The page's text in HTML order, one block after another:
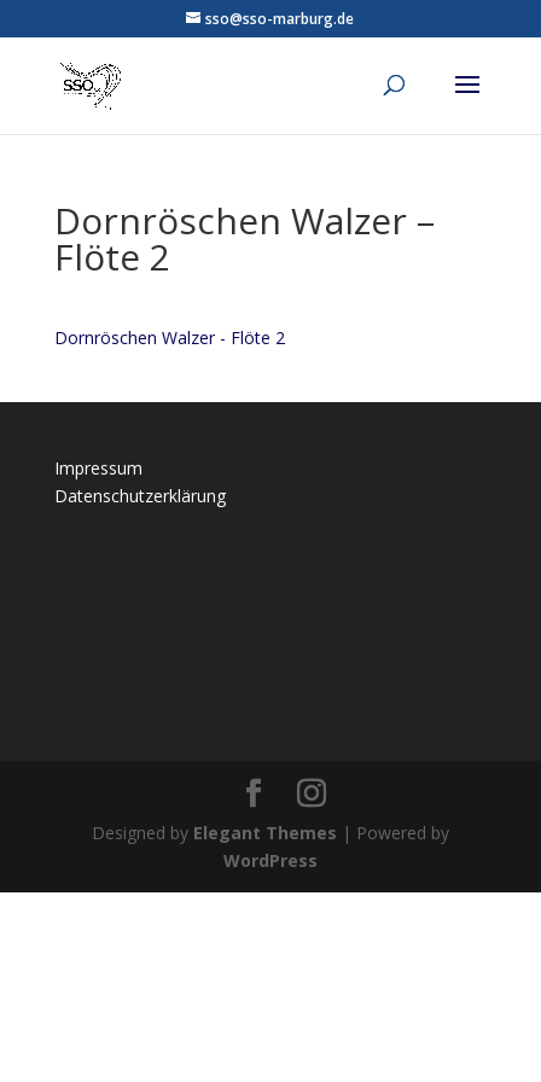
sso@sso-marburg.de
Dornröschen Walzer –
Flöte 2
Dornröschen Walzer - Flöte 2
Impressum
Datenschutzerklärung
Designed by Elegant Themes | Powered by
WordPress